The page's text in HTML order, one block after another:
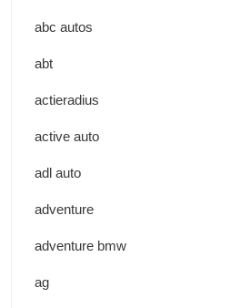
abc autos
abt
actieradius
active auto
adl auto
adventure
adventure bmw
ag